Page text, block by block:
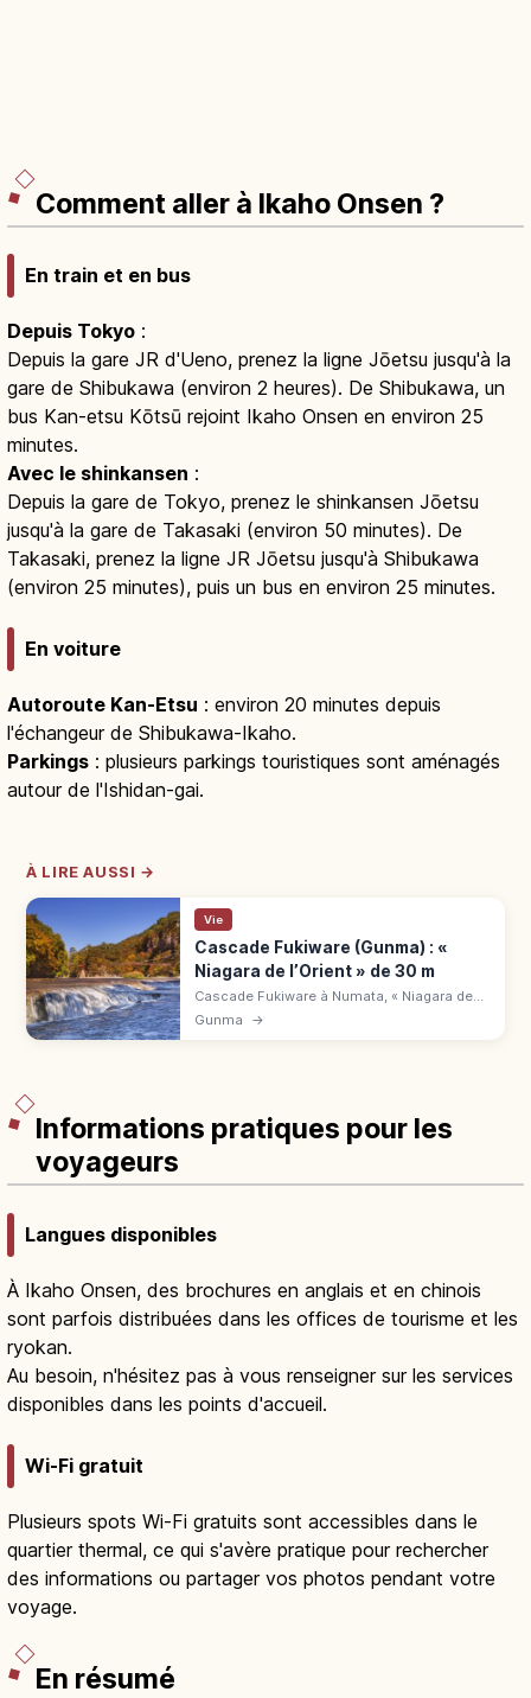
Comment aller à Ikaho Onsen ?
En train et en bus
Depuis Tokyo :
Depuis la gare JR d'Ueno, prenez la ligne Jōetsu jusqu'à la
gare de Shibukawa (environ 2 heures). De Shibukawa, un
bus Kan-etsu Kōtsū rejoint Ikaho Onsen en environ 25
minutes.
Avec le shinkansen :
Depuis la gare de Tokyo, prenez le shinkansen Jōetsu
jusqu'à la gare de Takasaki (environ 50 minutes). De
Takasaki, prenez la ligne JR Jōetsu jusqu'à Shibukawa
(environ 25 minutes), puis un bus en environ 25 minutes.
En voiture
Autoroute Kan-Etsu : environ 20 minutes depuis
l'échangeur de Shibukawa-Ikaho.
Parkings : plusieurs parkings touristiques sont aménagés
autour de l'Ishidan-gai.
À LIRE AUSSI →
Vie
Cascade Fukiware (Gunma) : «
Niagara de l’Orient » de 30 m
Cascade Fukiware à Numata, « Niagara de
l'Orient » : 30 m de large, 7 m de haut,
Gunma →
Informations pratiques pour les
voyageurs
Langues disponibles
À Ikaho Onsen, des brochures en anglais et en chinois
sont parfois distribuées dans les offices de tourisme et les
ryokan.
Au besoin, n'hésitez pas à vous renseigner sur les services
disponibles dans les points d'accueil.
Wi-Fi gratuit
Plusieurs spots Wi-Fi gratuits sont accessibles dans le
quartier thermal, ce qui s'avère pratique pour rechercher
des informations ou partager vos photos pendant votre
voyage.
En résumé